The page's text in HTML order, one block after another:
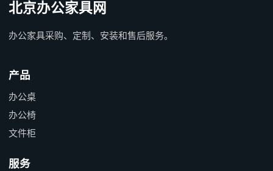
北京办公家具网
办公家具采购、定制、安装和售后服务。
产品
办公桌
办公椅
文件柜
服务